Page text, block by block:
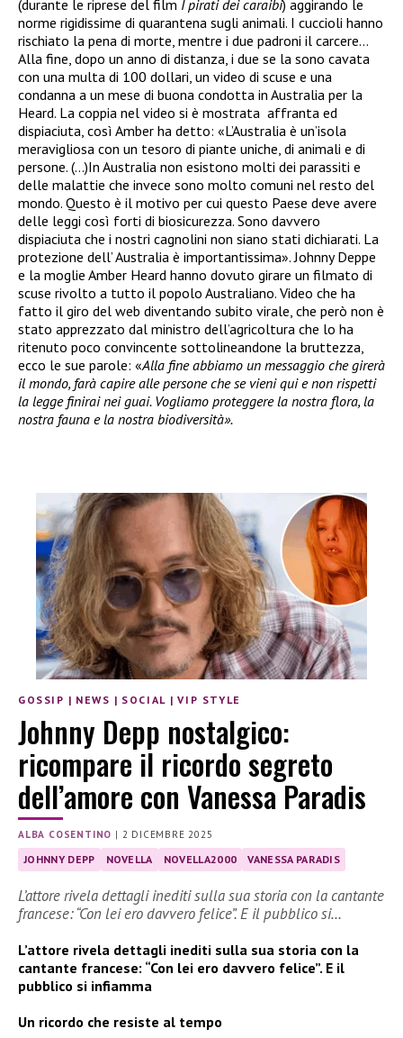
(durante le riprese del film I pirati dei caraibi) aggirando le
norme rigidissime di quarantena sugli animali. I cuccioli hanno
rischiato la pena di morte, mentre i due padroni il carcere…
Alla fine, dopo un anno di distanza, i due se la sono cavata
con una multa di 100 dollari, un video di scuse e una
condanna a un mese di buona condotta in Australia per la
Heard. La coppia nel video si è mostrata affranta ed
dispiaciuta, così Amber ha detto: «L’Australia è un’isola
meravigliosa con un tesoro di piante uniche, di animali e di
persone. (…)In Australia non esistono molti dei parassiti e
delle malattie che invece sono molto comuni nel resto del
mondo. Questo è il motivo per cui questo Paese deve avere
delle leggi così forti di biosicurezza. Sono davvero
dispiaciuta che i nostri cagnolini non siano stati dichiarati. La
protezione dell’ Australia è importantissima». Johnny Deppe
e la moglie Amber Heard hanno dovuto girare un filmato di
scuse rivolto a tutto il popolo Australiano. Video che ha
fatto il giro del web diventando subito virale, che però non è
stato apprezzato dal ministro dell’agricoltura che lo ha
ritenuto poco convincente sottolineandone la bruttezza,
ecco le sue parole: «Alla fine abbiamo un messaggio che girerà
il mondo, farà capire alle persone che se vieni qui e non rispetti
la legge finirai nei guai. Vogliamo proteggere la nostra flora, la
nostra fauna e la nostra biodiversità».
GOSSIP | NEWS | SOCIAL |VIP STYLE
Johnny Depp nostalgico:
ricompare il ricordo segreto
dell’amore con Vanessa Paradis
ALBA COSENTINO | 2 DICEMBRE 2025
JOHNNY DEPP NOVELLA NOVELLA2000 VANESSA PARADIS
L’attore rivela dettagli inediti sulla sua storia con la cantante
francese: “Con lei ero davvero felice”. E il pubblico si…
L’attore rivela dettagli inediti sulla sua storia con la
cantante francese: “Con lei ero davvero felice”. E il
pubblico si infiamma
Un ricordo che resiste al tempo